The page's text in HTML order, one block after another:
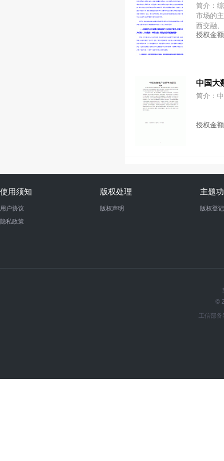
见解：
服务业
介于服
具
简介：
市场的
西交融
烈；餐
交融、
打菜系
授权金
中国大
简介：
授权金
使用须知
用户协议
隐私政策
版权处理
版权声明
主题
版权登
©
工信部